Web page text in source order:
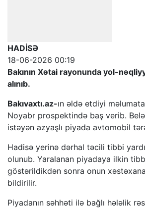
HADİSƏ
18-06-2026 00:19
Bakının Xətai rayonunda yol-
alınıb.
Bakıvaxtı.az-ın əldə etdiyi
Noyabr prospektində baş verib.
istəyən azyaşlı piyada avtomobil
Hadisə yerinə dərhal təcili tibbi
olunub. Yaralanan piyadaya ilkin
göstərildikdən sonra onun
bildirilir.
Piyadanın səhhəti ilə bağlı hələlik